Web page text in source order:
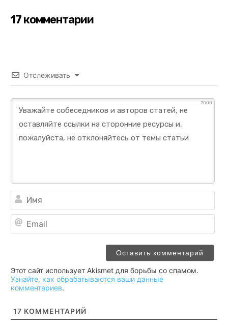
17 комментарии
Отслеживать
2000
Этот сайт использует Akismet для борьбы со спамом.
Узнайте, как обрабатываются ваши данные
комментариев.
17 КОММЕНТАРИЙ